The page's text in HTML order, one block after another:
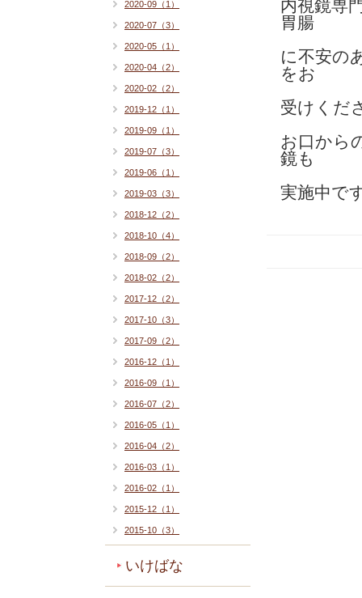
内視鏡専
胃腸
に不安の
をお
受けくだ
お口から
鏡も
実施中で
2020-09（1）
2020-07（3）
2020-05（1）
2020-04（2）
2020-02（2）
2019-12（1）
2019-09（1）
2019-07（3）
2019-06（1）
2019-03（3）
2018-12（2）
2018-10（4）
2018-09（2）
2018-02（2）
2017-12（2）
2017-10（3）
2017-09（2）
2016-12（1）
2016-09（1）
2016-07（2）
2016-05（1）
2016-04（2）
2016-03（1）
2016-02（1）
2015-12（1）
2015-10（3）
いけばな